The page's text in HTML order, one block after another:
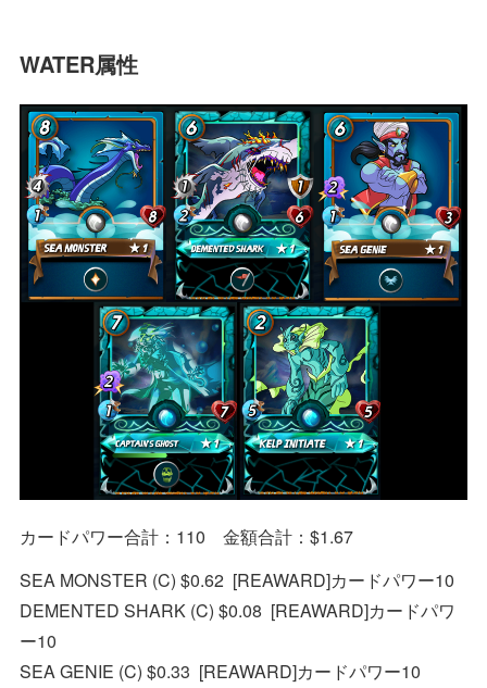
WATER属性
カードパワー合計：110 金額合計：$1.67
SEA MONSTER (C) $0.62 [REAWARD]カードパワー10
DEMENTED SHARK (C) $0.08 [REAWARD]カードパワ
ー10
SEA GENIE (C) $0.33 [REAWARD]カードパワー10